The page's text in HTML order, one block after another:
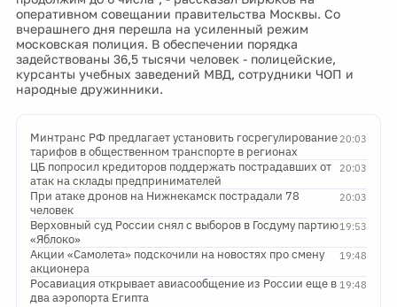
оперативном совещании правительства Москвы. Со
вчерашнего дня перешла на усиленный режим
московская полиция. В обеспечении порядка
задействованы 36,5 тысячи человек - полицейские,
курсанты учебных заведений МВД, сотрудники ЧОП и
народные дружинники.
20:03
Минтранс РФ предлагает установить госрегулирование
тарифов в общественном транспорте в регионах
20:03
ЦБ попросил кредиторов поддержать пострадавших от
атак на склады предпринимателей
20:03
При атаке дронов на Нижнекамск пострадали 78
человек
19:53
Верховный суд России снял с выборов в Госдуму партию
«Яблоко»
19:48
Акции «Самолета» подскочили на новостях про смену
акционера
19:48
Росавиация открывает авиасообщение из России еще в
два аэропорта Египта